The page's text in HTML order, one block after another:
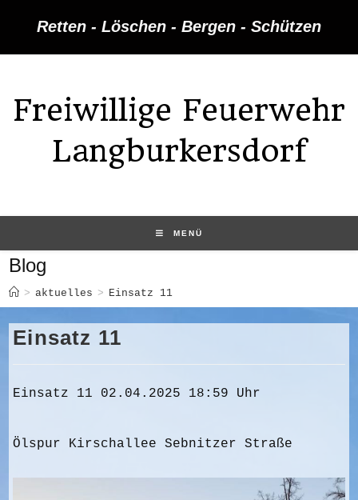
Retten - Löschen - Bergen - Schützen
Freiwillige Feuerwehr
Langburkersdorf
MENÜ
Blog
> aktuelles > Einsatz 11
Einsatz 11
Einsatz 11 02.04.2025 18:59 Uhr
Ölspur Kirschallee Sebnitzer Straße